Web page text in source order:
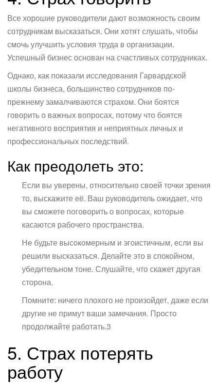
Все хорошие руководители дают возможность своим
сотрудникам высказаться. Они хотят слушать, чтобы
смочь улучшить условия труда в организации.
Успешный бизнес основан на счастливых сотрудниках.
Однако, как показали исследования Гарвардской
школы бизнеса, большинство сотрудников по-
прежнему замалчиваются страхом. Они боятся
говорить о важных вопросах, потому что боятся
негативного восприятия и неприятных личных и
профессиональных последствий.
Как преодолеть это:
Если вы уверены, относительно своей точки зрения
то, выскажите её. Ваш руководитель ожидает, что
вы сможете поговорить о вопросах, которые
касаются рабочего пространства.
Не будьте высокомерным и эгоистичным, если вы
решили высказаться. Делайте это в спокойном,
убедительном тоне. Слушайте, что скажет другая
сторона.
Помните: ничего плохого не произойдет, даже если
другие не примут ваши замечания. Просто
продолжайте работать.3
5. Страх потерять
работу